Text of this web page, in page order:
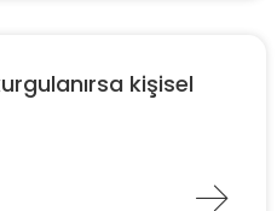
kişisel